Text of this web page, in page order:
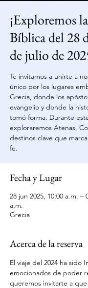
¡Exploremos
Bíblica del 28
de julio de
Te invitamos a unirte a
único por los lugares
Grecia, donde los
evangelio y donde la
tomó forma. Durante
exploraremos Atenas,
destinos clave que
fe.
Fecha y Lugar
28 jun 2025, 10:00 a.m. –
a.m.
Grecia
Acerca de la reserva
El viaje del 2024 ha sido
emocionados de poder
queremos invitarte a